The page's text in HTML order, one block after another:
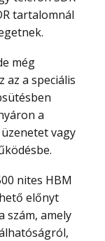
tartalomnál
az a speciális
a
vagy
előnyt
szám, amely